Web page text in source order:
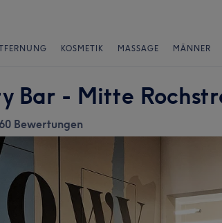
KOSMETIK MASSAGE MÄNNER
Bar - Mitte
Bewertungen